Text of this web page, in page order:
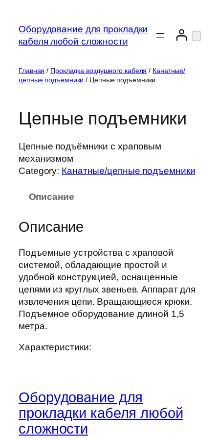
содержимому
Оборудование для прокладки
кабеля любой сложности
Главная / Прокладка воздушного кабеля / Канатные/
цепные подъемники / Цепные подъемники
Цепные подъемники
Цепные подъёмники с храповым
механизмом
Category: Канатные/цепные подъемники
Описание
Описание
Подъемные устройства с храповой
системой, обладающие простой и
удобной конструкцией, оснащенные
цепями из круглых звеньев. Аппарат для
извлечения цепи. Вращающиеся крюки.
Подъемное оборудование длиной 1,5
метра.
Характеристики:
Оборудование для
прокладки кабеля любой
сложности